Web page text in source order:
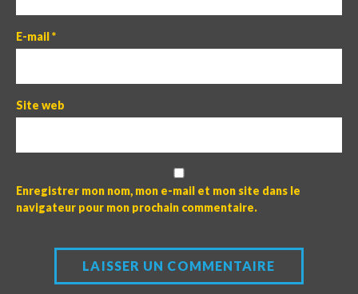
E-mail*
Site web
Enregistrer mon nom, mon e-mail et mon site dans le
navigateur pour mon prochain commentaire.